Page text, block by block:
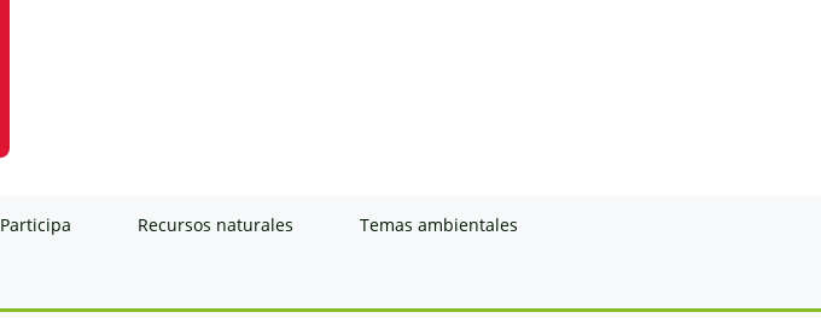
Participa Recursos naturales Temas ambientales